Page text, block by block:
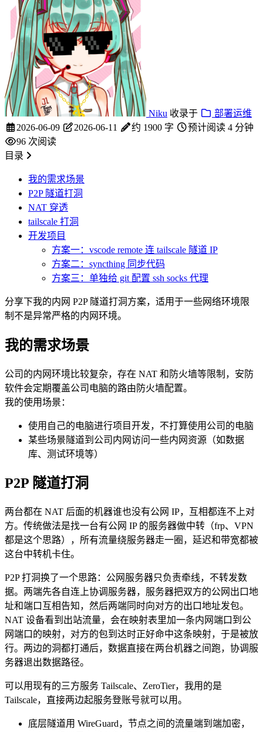
Niku 收录于
部署运维
2026-06-09
2026-06-11 约 1900 字
预计阅读 4 分钟
96 次阅读
目录
我的需求场景
P2P 隧道打洞
NAT 穿透
tailscale 打洞
开发项目
方案一：vscode remote 连 tailscale 隧道 IP
方案二：syncthing 同步代码
方案三：单独给 git 配置 ssh socks 代理
分享下我的内网 P2P 隧道打洞方案，适用于一些网络环境限
制不是异常严格的内网环境。
我的需求场景
公司的内网环境比较复杂，存在 NAT 和防火墙等限制，安防
软件会定期覆盖公司电脑的路由防火墙配置。
我的使用场景：
使用自己的电脑进行项目开发，不打算使用公司的电脑
某些场景隧道到公司内网访问一些内网资源（如数据
库、测试环境等）
P2P 隧道打洞
两台都在 NAT 后面的机器谁也没有公网 IP，互相都连不上对
方。传统做法是找一台有公网 IP 的服务器做中转（frp、VPN
都是这个思路），所有流量绕服务器走一圈，延迟和带宽都被
这台中转机卡住。
P2P 打洞换了一个思路：公网服务器只负责牵线，不转发数
据。两端先各自连上协调服务器，服务器把双方的公网出口地
址和端口互相告知，然后两端同时向对方的出口地址发包。
NAT 设备看到出站流量，会在映射表里加一条内网端口到公
网端口的映射，对方的包到达时正好命中这条映射，于是被放
行。两边的洞都打通后，数据直接在两台机器之间跑，协调服
务器退出数据路径。
可以用现有的三方服务 Tailscale、ZeroTier，我用的是
Tailscale，直接两边起服务登账号就可以用。
底层隧道用 WireGuard，节点之间的流量端到端加密，